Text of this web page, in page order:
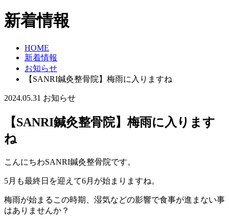
新着情報
HOME
新着情報
お知らせ
【SANRI鍼灸整骨院】梅雨に入りますね
2024.05.31 お知らせ
【SANRI鍼灸整骨院】梅雨に入ります
ね
こんにちわSANRI鍼灸整骨院です。
5月も最終日を迎えて6月が始まりますね。
梅雨が始まるこの時期、湿気などの影響で食事が進まない事
はありませんか？